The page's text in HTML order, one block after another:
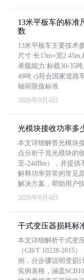
13米平板车的标准
数
13米平板车主要技术
尺寸:长13m×宽
承载能力:标载30-35
49吨 c)符合国家道路
轴荷限值标准
2026年8月4日
光模块接收功率多
本文详细解答光模块
点分析千兆光模块的
至-24dBm），并提
解释功率异常的常见
解决方案，帮助用户
2026年8月4日
干式变压器损耗标
本文详细解析干式变
（GB/T 10228-2015
例，分步骤说明变损
实例表格，涵盖